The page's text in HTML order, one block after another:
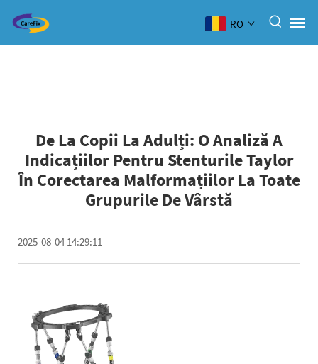
RO
De La Copii La Adulți: O Analiză A
Indicațiilor Pentru Stenturile Taylor
În Corectarea Malformațiilor La Toate
Grupurile De Vârstă
2025-08-04 14:29:11